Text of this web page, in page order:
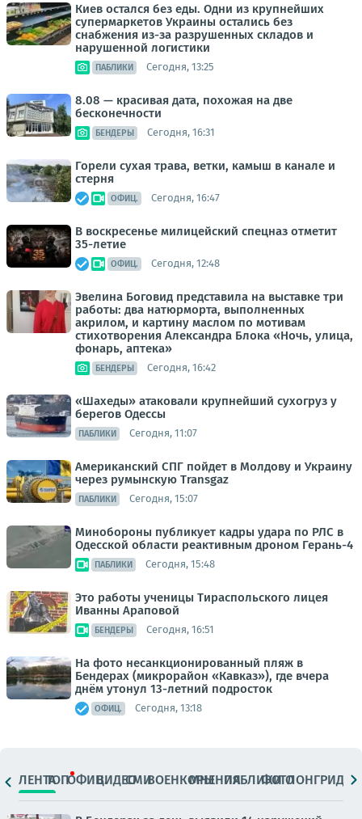
Киев остался без еды. Одни из крупнейших
супермаркетов Украины остались без
снабжения из-за разрушенных складов и
нарушенной логистики
ПАБЛИКИ Сегодня, 13:25
8.08 — красивая дата, похожая на две
бесконечности
БЕНДЕРЫ Сегодня, 16:31
Горели сухая трава, ветки, камыш в канале и
стерня
ОФИЦ. Сегодня, 16:47
В воскресенье милицейский спецназ отметит
35-летие
ОФИЦ. Сегодня, 12:48
Эвелина Боговид представила на выставке три
работы: два натюрморта, выполненных
акрилом, и картину маслом по мотивам
стихотворения Александра Блока «Ночь, улица,
фонарь, аптека»
БЕНДЕРЫ Сегодня, 16:42
«Шахеды» атаковали крупнейший сухогруз у
берегов Одессы
ПАБЛИКИ Сегодня, 11:07
Американский СПГ пойдет в Молдову и Украину
через румынскую Transgaz
ПАБЛИКИ Сегодня, 15:07
Минобороны публикует кадры удара по РЛС в
Одесской области реактивным дроном Герань-4
ПАБЛИКИ Сегодня, 15:48
Это работы ученицы Тираспольского лицея
Иванны Араповой
БЕНДЕРЫ Сегодня, 16:51
На фото несанкционированный пляж в
Бендерах (микрорайон «Кавказ»), где вчера
днём утонул 13-летний подросток
ОФИЦ. Сегодня, 13:18
ЛЕНТАТОПОФИЦ.ВИДЕОСМИВОЕНКОРЫМНЕНИЯПАБЛИКИ
ФОТОЛОНГРИДЫ